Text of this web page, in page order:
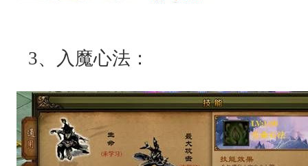
3、入魔心法：